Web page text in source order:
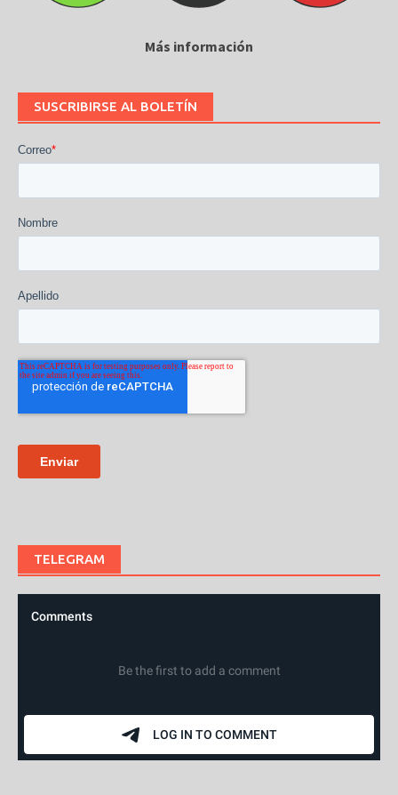
Más información
SUSCRIBIRSE AL BOLETÍN
TELEGRAM